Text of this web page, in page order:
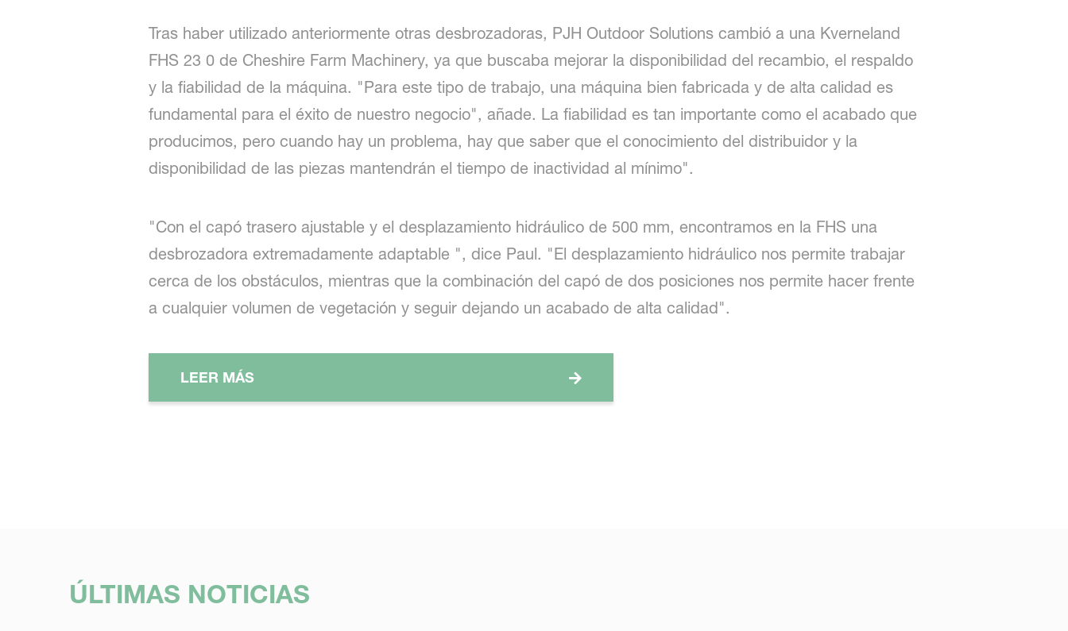
Tras haber utilizado anteriormente otras desbrozadoras, PJH Outdoor Solutions cambió a una Kverneland
FHS 23 0 de Cheshire Farm Machinery, ya que buscaba mejorar la disponibilidad del recambio, el respaldo
y la fiabilidad de la máquina. "Para este tipo de trabajo, una máquina bien fabricada y de alta calidad es
fundamental para el éxito de nuestro negocio", añade. La fiabilidad es tan importante como el acabado que
producimos, pero cuando hay un problema, hay que saber que el conocimiento del distribuidor y la
disponibilidad de las piezas mantendrán el tiempo de inactividad al mínimo".
"Con el capó trasero ajustable y el desplazamiento hidráulico de 500 mm, encontramos en la FHS una
desbrozadora extremadamente adaptable ", dice Paul. "El desplazamiento hidráulico nos permite trabajar
cerca de los obstáculos, mientras que la combinación del capó de dos posiciones nos permite hacer frente
a cualquier volumen de vegetación y seguir dejando un acabado de alta calidad".
LEER MÁS
ÚLTIMAS NOTICIAS